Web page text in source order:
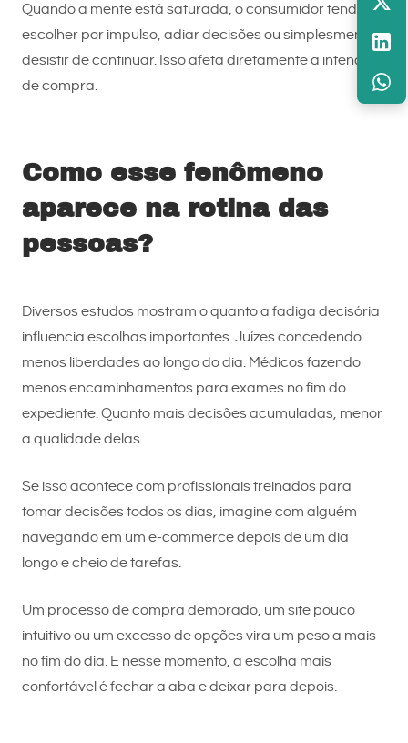
Quando a mente está saturada, o consumidor tende a
escolher por impulso, adiar decisões ou simplesmente
desistir de continuar. Isso afeta diretamente a intenção
de compra.
Como esse fenômeno
aparece na rotina das
pessoas?
Diversos estudos mostram o quanto a fadiga decisória
influencia escolhas importantes. Juízes concedendo
menos liberdades ao longo do dia. Médicos fazendo
menos encaminhamentos para exames no fim do
expediente. Quanto mais decisões acumuladas, menor
a qualidade delas.
Se isso acontece com profissionais treinados para
tomar decisões todos os dias, imagine com alguém
navegando em um e-commerce depois de um dia
longo e cheio de tarefas.
Um processo de compra demorado, um site pouco
intuitivo ou um excesso de opções vira um peso a mais
no fim do dia. E nesse momento, a escolha mais
confortável é fechar a aba e deixar para depois.